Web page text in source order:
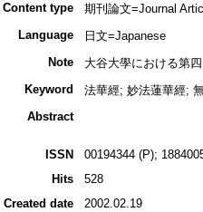
Content type
期刊論文=Journal
Language
日文=Japanese
Note
大谷大學における第
Keyword
法華經; 妙法蓮華經;
Abstract
ISSN
00194344 (P);
Hits
528
Created date
2002.02.19